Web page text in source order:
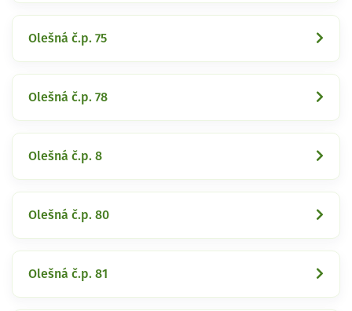
Olešná č.p. 75
Olešná č.p. 78
Olešná č.p. 8
Olešná č.p. 80
Olešná č.p. 81